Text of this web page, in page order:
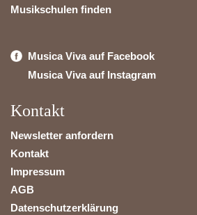
Musikschulen finden
Musica Viva auf Facebook
Musica Viva auf Instagram
Kontakt
Newsletter anfordern
Kontakt
Impressum
AGB
Datenschutzerklärung